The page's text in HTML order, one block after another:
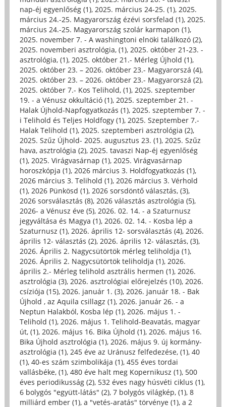
nap-éj egyenlőség (1), 2025. március 24-25. (1), 2025.
március 24.-25. Magyarország ézévi sorsfelad (1), 2025.
március 24.-25. Magyarország szolár karmapon (1),
2025. november 7. - A washingtoni elnöki találkozó (2),
2025. novemberi asztrológia, (1), 2025. október 21-23. -
asztrológia, (1), 2025. október 21.- Mérleg Újhold (1),
2025. október 23. – 2026. október 23.- Magyarorszá (4),
2025. október 23. – 2026. október 23.- Magyarorszá (2),
2025. október 7.- Kos Telihold, (1), 2025. szeptember
19. - a Vénusz okkultáció (1), 2025. szeptember 21. -
Halak Újhold-Napfogyatkozás (1), 2025. szeptember 7. -
i Telihold és Teljes Holdfogy (1), 2025. Szeptember 7.-
Halak Telihold (1), 2025. szeptemberi asztrológia (2),
2025. Szűz Újhold- 2025. augusztus 23. (1), 2025. Szűz
hava, asztrológia (2), 2025. tavaszi Nap-éj egyenlőség
(1), 2025. Virágvasárnap (1), 2025. Virágvasárnap
horoszkópja (1), 2026 március 3. Holdfogyatkozás (1),
2026 március 3. Telihold (1), 2026 március 3. Vérhold
(1), 2026 Pünkösd (1), 2026 sorsdöntő választás, (3),
2026 sorsválasztás (8), 2026 választás asztrológia (5),
2026- a Vénusz éve (5), 2026. 02. 14. - a Szaturnusz
jegyváltása és Magya (1), 2026. 02. 14. - Kosba lép a
Szaturnusz (1), 2026. április 12- sorsválasztás (4), 2026.
április 12- választás (2), 2026. április 12- választás, (3),
2026. Április 2. Nagycsütörtök mérleg teliholdja (1),
2026. Április 2. Nagycsütörtök teliholdja (1), 2026.
április 2.- Mérleg telihold asztrális hermen (1), 2026.
asztrológia (3), 2026. asztrológiai előrejelzés (10), 2026.
csíziója (15), 2026. január 1. (3), 2026. január 18. - Bak
Újhold , az Aquila csillagz (1), 2026. január 26. - a
Neptun Halakból, Kosba lép (1), 2026. május 1. -
Telihold (1), 2026. május 1. Telihold-Beavatás, magyar
út, (1), 2026. május 16. Bika Újhold (1), 2026. május 16.
Bika Újhold asztrológia (1), 2026. május 9. új kormány-
asztrológia (1), 245 éve az Uránusz felfedezése, (1), 40
(1), 40-es szám szimbolikája (1), 455 éves tordai
vallásbéke, (1), 480 éve halt meg Kopernikusz (1), 500
éves periodikusság (2), 532 éves nagy húsvéti ciklus (1),
6 bolygós "együtt-látás" (2), 7 bolygós világkép, (1), 8
milliárd ember (1), a "vetés-aratás" törvénye (1), a 2